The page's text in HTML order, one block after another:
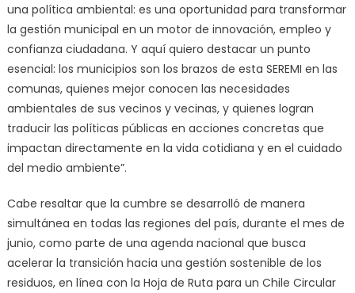
una política ambiental: es una oportunidad para transformar
la gestión municipal en un motor de innovación, empleo y
confianza ciudadana. Y aquí quiero destacar un punto
esencial: los municipios son los brazos de esta SEREMI en las
comunas, quienes mejor conocen las necesidades
ambientales de sus vecinos y vecinas, y quienes logran
traducir las políticas públicas en acciones concretas que
impactan directamente en la vida cotidiana y en el cuidado
del medio ambiente”.
Cabe resaltar que la cumbre se desarrolló de manera
simultánea en todas las regiones del país, durante el mes de
junio, como parte de una agenda nacional que busca
acelerar la transición hacia una gestión sostenible de los
residuos, en línea con la Hoja de Ruta para un Chile Circular